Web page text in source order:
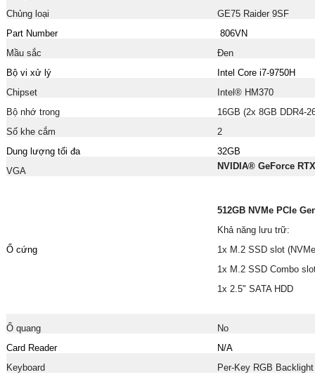
Chủng loại
GE75 Raider 9SF
Part Number
806VN
Mầu sắc
Đen
Bộ vi xử lý
Intel Core i7-9750H
Chipset
Intel® HM370
Bộ nhớ trong
16GB (2x 8GB DDR4-
Số khe cắm
2
Dung lượng tối đa
32GB
VGA
NVIDIA® GeForce
Ổ cứng
512GB NVMe PCIe
Khả năng lưu trữ:
1x M.2 SSD slot
1x M.2 SSD Combo
1x 2.5" SATA HDD
Ổ quang
No
Card Reader
N/A
Keyboard
Per-Key RGB